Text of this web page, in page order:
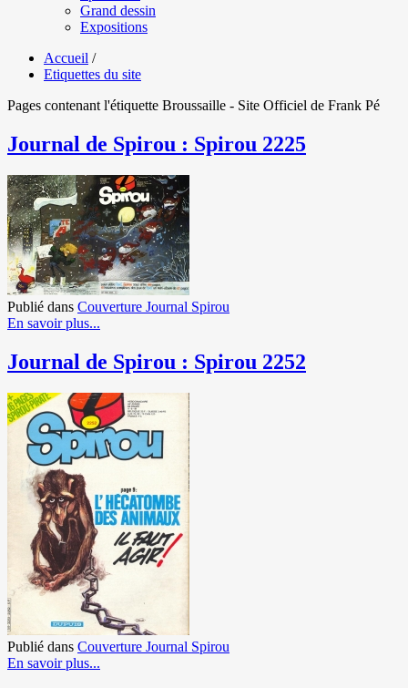
Grand dessin
Expositions
Accueil /
Etiquettes du site
Pages contenant l'étiquette Broussaille - Site Officiel de Frank Pé
Journal de Spirou : Spirou 2225
Publié dans Couverture Journal Spirou
En savoir plus...
Journal de Spirou : Spirou 2252
Publié dans Couverture Journal Spirou
En savoir plus...